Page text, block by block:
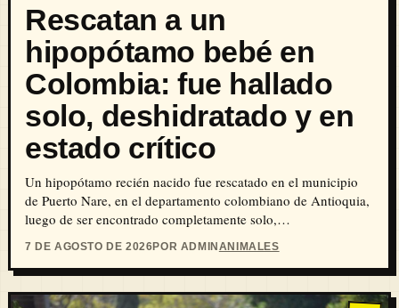
Rescatan a un
hipopótamo bebé en
Colombia: fue hallado
solo, deshidratado y en
estado crítico
Un hipopótamo recién nacido fue rescatado en el municipio
de Puerto Nare, en el departamento colombiano de Antioquia,
luego de ser encontrado completamente solo,…
7 DE AGOSTO DE 2026POR ADMINANIMALES